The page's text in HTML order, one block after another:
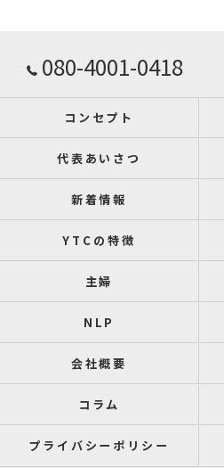
080-4001-0418
コンセプト
代表あいさつ
新着情報
YTCの特徴
主婦
NLP
会社概要
コラム
プライバシーポリシー